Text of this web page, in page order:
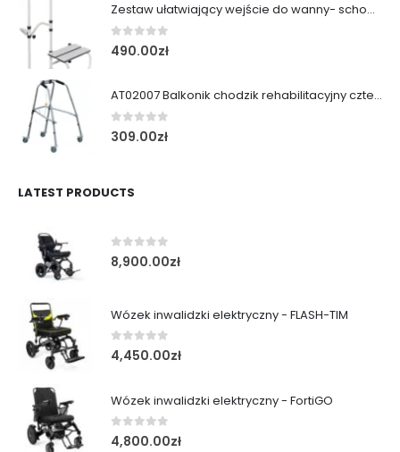
Zestaw ułatwiający wejście do wanny- schodek z poręczą
0out of 5
490.00zł
AT02007 Balkonik chodzik rehabilitacyjny cztery koła obrotowe i kulka
0out of 5
309.00zł
LATEST PRODUCTS
0out of 5
8,900.00zł
Wózek inwalidzki elektryczny - FLASH-TIM
0out of 5
4,450.00zł
Wózek inwalidzki elektryczny - FortiGO
0out of 5
4,800.00zł